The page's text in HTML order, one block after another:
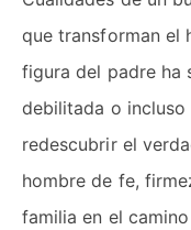
que transforman el
figura del padre ha
debilitada o incluso
redescubrir el
hombre de fe,
familia en el